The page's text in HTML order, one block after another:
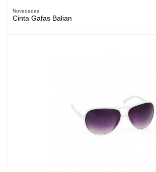
Novedades
Cinta Gafas Balian